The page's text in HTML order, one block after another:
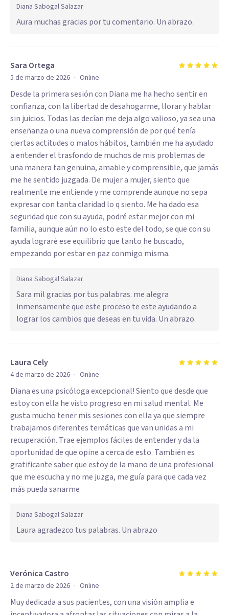
Diana Sabogal Salazar
Aura muchas gracias por tu comentario. Un abrazo.
Sara Ortega
5 de marzo de 2026 · Online
Desde la primera sesión con Diana me ha hecho sentir en
confianza, con la libertad de desahogarme, llorar y hablar
sin juicios. Todas las decían me deja algo valioso, ya sea una
enseñanza o una nueva comprensión de por qué tenía
ciertas actitudes o malos hábitos, también me ha ayudado
a entender el trasfondo de muchos de mis problemas de
una manera tan genuina, amable y comprensible, que jamás
me he sentido juzgada. De mujer a mujer, siento que
realmente me entiende y me comprende aunque no sepa
expresar con tanta claridad lo q siento. Me ha dado esa
seguridad que con su ayuda, podré estar mejor con mi
familia, aunque aún no lo esto este del todo, se que con su
ayuda lograré ese equilibrio que tanto he buscado,
empezando por estar en paz conmigo misma.
Diana Sabogal Salazar
Sara mil gracias por tus palabras. me alegra
inmensamente que este proceso te este ayudando a
lograr los cambios que deseas en tu vida. Un abrazo.
Laura Cely
4 de marzo de 2026 · Online
Diana es una psicóloga excepcional! Siento que desde que
estoy con ella he visto progreso en mi salud mental. Me
gusta mucho tener mis sesiones con ella ya que siempre
trabajamos diferentes temáticas que van unidas a mi
recuperación. Trae ejemplos fáciles de entender y da la
oportunidad de que opine a cerca de esto. También es
gratificante saber que estoy de la mano de una profesional
que me escucha y no me juzga, me guía para que cada vez
más pueda sanarme
Diana Sabogal Salazar
Laura agradezco tus palabras. Un abrazo
Verónica Castro
2 de marzo de 2026 · Online
Muy dedicada a sus pacientes, con una visión amplia e